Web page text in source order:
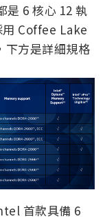
是 6 核心 12 執
用 Coffee Lake
下方是詳細規格
首款具備 6